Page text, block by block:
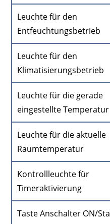
Leuchte für den
Entfeuchtungsbetrieb
Leuchte für den
Klimatisierungsbetrieb
Leuchte für die gerade
eingestellte Temperatur
Leuchte für die aktuelle
Raumtemperatur
Kontrollleuchte für
Timeraktivierung
Taste Anschalter ON/